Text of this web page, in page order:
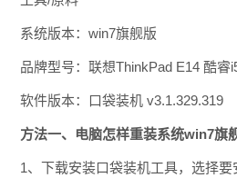
系统版本：win7旗舰版
品牌型号：联想ThinkPad E14 酷睿
软件版本：口袋装机 v3.1.329.319
方法一、电脑怎样重装系统win7旗
1、下载安装口袋装机工具，选择